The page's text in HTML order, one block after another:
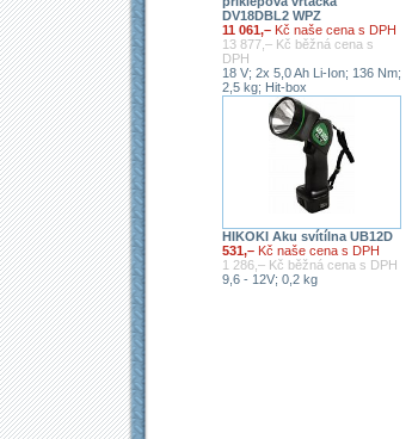
DV18DBL2 WPZ
11 061,– Kč naše cena s DPH
13 877,– Kč běžná cena s
DPH
18 V; 2x 5,0 Ah Li-Ion; 136 Nm;
2,5 kg; Hit-box
HIKOKI Aku svítílna UB12D
531,– Kč naše cena s DPH
1 286,– Kč běžná cena s DPH
9,6 - 12V; 0,2 kg